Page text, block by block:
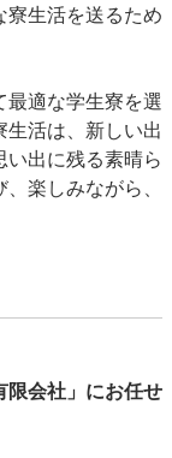
寮生活を送るため
最適な学生寮を選
活は、新しい出
出に残る素晴ら
楽しみながら、
限会社」にお任せ